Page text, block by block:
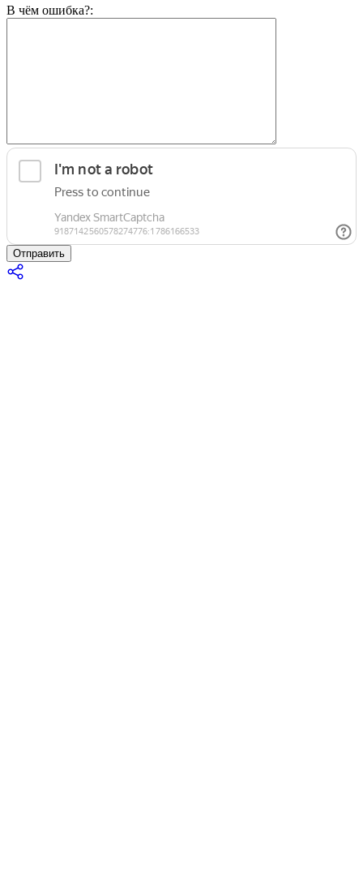
В чём ошибка?:
Отправить